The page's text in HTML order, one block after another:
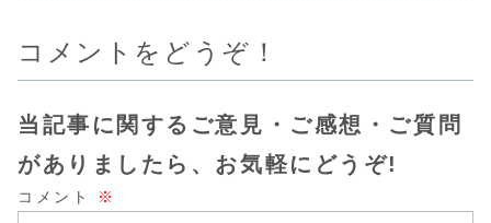
コメントをどうぞ！
当記事に関するご意見・ご感想・ご質問
がありましたら、お気軽にどうぞ!
コメント ※